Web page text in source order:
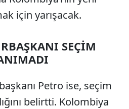
için yarışacak.
SEÇİM
Petro ise, seçim
belirtti. Kolombiya